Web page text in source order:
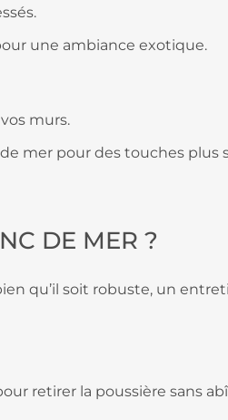
une ambiance exotique.
murs.
mer pour des touches plus
DE MER ?
qu’il soit robuste, un
retirer la poussière sans